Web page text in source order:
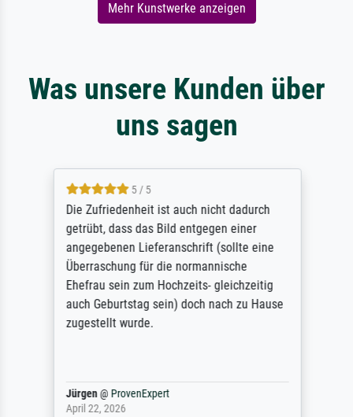
Mehr Kunstwerke anzeigen
Was unsere Kunden über
uns sagen
5 / 5
Die Zufriedenheit ist auch nicht dadurch
getrübt, dass das Bild entgegen einer
angegebenen Lieferanschrift (sollte eine
Überraschung für die normannische
Ehefrau sein zum Hochzeits- gleichzeitig
auch Geburtstag sein) doch nach zu Hause
zugestellt wurde.
Jürgen@ ProvenExpert
April 22, 2026